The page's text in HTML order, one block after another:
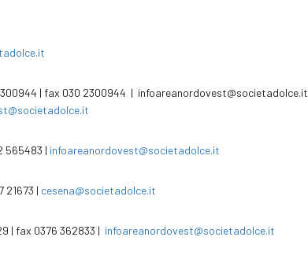
| fax 030 2300944 | infoareanordovest@societadolce.it
565483 | infoareanordovest@societadolce.it
21673 | cesena@societadolce.it
| fax 0376 362833 | infoareanordovest@societadolce.it